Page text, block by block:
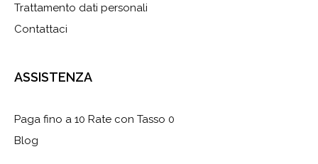
Trattamento dati personali
Contattaci
ASSISTENZA
Paga fino a 10 Rate con Tasso 0
Blog